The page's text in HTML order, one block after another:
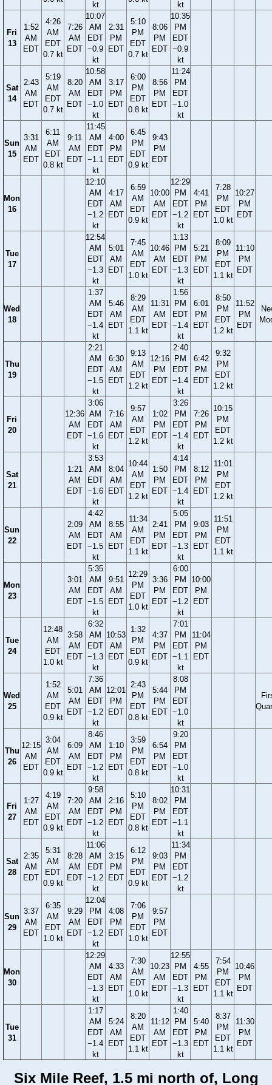
kt kt
Fri
13
1:52
AM
EDT
4:26
AM
EDT
0.7 kt
7:26
AM
EDT
10:07
AM
EDT
−0.9
kt
2:31
PM
EDT
5:10
PM
EDT
0.7 kt
8:06
PM
EDT
10:35
PM
EDT
−0.9
kt
Sat
14
2:43
AM
EDT
5:19
AM
EDT
0.7 kt
8:20
AM
EDT
10:58
AM
EDT
−1.0
kt
3:17
PM
EDT
6:00
PM
EDT
0.8 kt
8:56
PM
EDT
11:24
PM
EDT
−1.0
kt
Sun
15
3:31
AM
EDT
6:11
AM
EDT
0.8 kt
9:11
AM
EDT
11:45
AM
EDT
−1.1
kt
4:00
PM
EDT
6:45
PM
EDT
0.9 kt
9:43
PM
EDT
Mon
16
12:10
AM
EDT
−1.2
kt
4:17
AM
EDT
6:59
AM
EDT
0.9 kt
10:00
AM
EDT
12:29
PM
EDT
−1.2
kt
4:41
PM
EDT
7:28
PM
EDT
1.0 kt
10:27
PM
EDT
Tue
17
12:54
AM
EDT
−1.3
kt
5:01
AM
EDT
7:45
AM
EDT
1.0 kt
10:46
AM
EDT
1:13
PM
EDT
−1.3
kt
5:21
PM
EDT
8:09
PM
EDT
1.1 kt
11:10
PM
EDT
Wed
18
1:37
AM
EDT
−1.4
kt
5:46
AM
EDT
8:29
AM
EDT
1.1 kt
11:31
AM
EDT
1:56
PM
EDT
−1.4
kt
6:01
PM
EDT
8:50
PM
EDT
1.2 kt
11:52
PM
EDT
Thu
19
2:21
AM
EDT
−1.5
kt
6:30
AM
EDT
9:13
AM
EDT
1.2 kt
12:16
PM
EDT
2:40
PM
EDT
−1.4
kt
6:42
PM
EDT
9:32
PM
EDT
1.2 kt
Fri
20
12:36
AM
EDT
3:06
AM
EDT
−1.6
kt
7:16
AM
EDT
9:57
AM
EDT
1.2 kt
1:02
PM
EDT
3:26
PM
EDT
−1.4
kt
7:26
PM
EDT
10:15
PM
EDT
1.2 kt
Sat
21
1:21
AM
EDT
3:53
AM
EDT
−1.6
kt
8:04
AM
EDT
10:44
AM
EDT
1.2 kt
1:50
PM
EDT
4:14
PM
EDT
−1.4
kt
8:12
PM
EDT
11:01
PM
EDT
1.2 kt
Sun
22
2:09
AM
EDT
4:42
AM
EDT
−1.5
kt
8:55
AM
EDT
11:34
AM
EDT
1.1 kt
2:41
PM
EDT
5:05
PM
EDT
−1.3
kt
9:03
PM
EDT
11:51
PM
EDT
1.1 kt
Mon
23
3:01
AM
EDT
5:35
AM
EDT
−1.5
kt
9:51
AM
EDT
12:29
PM
EDT
1.0 kt
3:36
PM
EDT
6:00
PM
EDT
−1.2
kt
10:00
PM
EDT
Tue
24
12:48
AM
EDT
1.0 kt
3:58
AM
EDT
6:32
AM
EDT
−1.3
kt
10:53
AM
EDT
1:32
PM
EDT
0.9 kt
4:37
PM
EDT
7:01
PM
EDT
−1.1
kt
11:04
PM
EDT
Wed
25
1:52
AM
EDT
0.9 kt
5:01
AM
EDT
7:36
AM
EDT
−1.2
kt
12:01
PM
EDT
2:43
PM
EDT
0.8 kt
5:44
PM
EDT
8:08
PM
EDT
−1.0
kt
Thu
26
12:15
AM
EDT
3:04
AM
EDT
0.9 kt
6:09
AM
EDT
8:46
AM
EDT
−1.2
kt
1:10
PM
EDT
3:59
PM
EDT
0.8 kt
6:54
PM
EDT
9:20
PM
EDT
−1.0
kt
Fri
27
1:27
AM
EDT
4:19
AM
EDT
0.9 kt
7:20
AM
EDT
9:58
AM
EDT
−1.2
kt
2:16
PM
EDT
5:10
PM
EDT
0.8 kt
8:02
PM
EDT
10:31
PM
EDT
−1.1
kt
Sat
28
2:35
AM
EDT
5:31
AM
EDT
0.9 kt
8:28
AM
EDT
11:06
AM
EDT
−1.2
kt
3:15
PM
EDT
6:12
PM
EDT
0.9 kt
9:03
PM
EDT
11:34
PM
EDT
−1.2
kt
Sun
29
3:37
AM
EDT
6:35
AM
EDT
1.0 kt
9:29
AM
EDT
12:04
PM
EDT
−1.2
kt
4:08
PM
EDT
7:06
PM
EDT
1.0 kt
9:57
PM
EDT
Mon
30
12:29
AM
EDT
−1.3
kt
4:33
AM
EDT
7:30
AM
EDT
1.0 kt
10:23
AM
EDT
12:55
PM
EDT
−1.3
kt
4:55
PM
EDT
7:54
PM
EDT
1.1 kt
10:46
PM
EDT
Tue
31
1:17
AM
EDT
−1.4
kt
5:24
AM
EDT
8:20
AM
EDT
1.1 kt
11:12
AM
EDT
1:40
PM
EDT
−1.3
kt
5:40
PM
EDT
8:37
PM
EDT
1.1 kt
11:30
PM
EDT
Six Mile Reef, 1.5 mi north of, Long